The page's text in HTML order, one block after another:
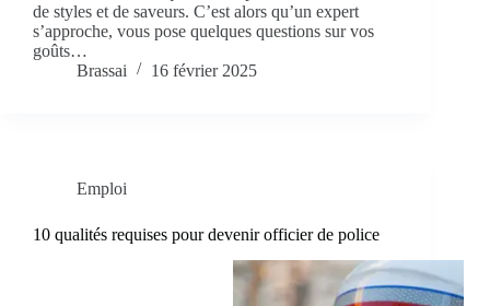
de styles et de saveurs. C’est alors qu’un expert
s’approche, vous pose quelques questions sur vos
goûts…
Brassai
16 février 2025
Emploi
10 qualités requises pour devenir officier de police